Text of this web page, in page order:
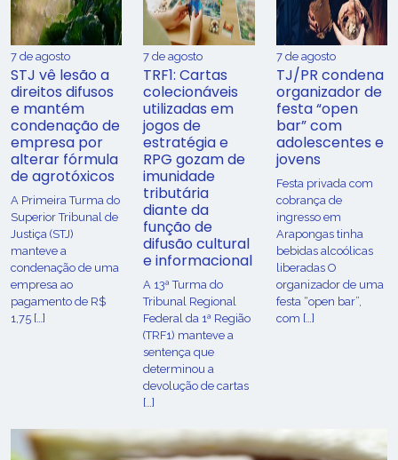
7 de agosto
STJ vê lesão a
direitos difusos
e mantém
condenação de
empresa por
alterar fórmula
de agrotóxicos
​A Primeira Turma do
Superior Tribunal de
Justiça (STJ)
manteve a
condenação de uma
empresa ao
pagamento de R$
1,75 […]
7 de agosto
TRF1: Cartas
colecionáveis
utilizadas em
jogos de
estratégia e
RPG gozam de
imunidade
tributária
diante da
função de
difusão cultural
e informacional
A 13ª Turma do
Tribunal Regional
Federal da 1ª Região
(TRF1) manteve a
sentença que
determinou a
devolução de cartas
[…]
7 de agosto
TJ/PR condena
organizador de
festa “open
bar” com
adolescentes e
jovens
Festa privada com
cobrança de
ingresso em
Arapongas tinha
bebidas alcoólicas
liberadas O
organizador de uma
festa “open bar”,
com […]